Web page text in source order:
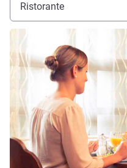
Ristorante
Visualizza dettagli